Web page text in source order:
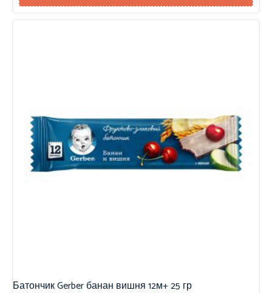
Батончик Gerber банан вишня 12м+ 25 гр